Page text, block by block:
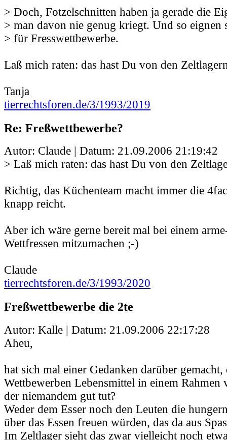
> Doch, Fotzelschnitten haben ja gerade die
> man davon nie genug kriegt. Und so eignen
> für Fresswettbewerbe.
Laß mich raten: das hast Du von den
Tanja
tierrechtsforen.de/3/1993/2019
Re: Freßwettbewerbe?
Autor: Claude | Datum: 21.09.2006 21:19:42
> Laß mich raten: das hast Du von den
Richtig, das Küchenteam macht immer die
knapp reicht.
Aber ich wäre gerne bereit mal bei einem
Wettfressen mitzumachen ;-)
Claude
tierrechtsforen.de/3/1993/2020
Freßwettbewerbe die 2te
Autor: Kalle | Datum: 21.09.2006 22:17:28
Aheu,
hat sich mal einer Gedanken darüber gemacht,
Wettbewerben Lebensmittel in einem Rahmen
der niemandem gut tut?
Weder dem Esser noch den Leuten die
über das Essen freuen würden, das da aus
Im Zeltlager sieht das zwar vielleicht noch